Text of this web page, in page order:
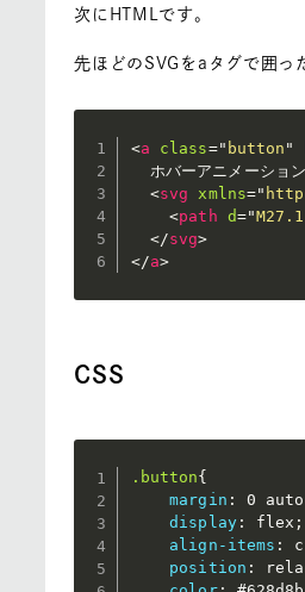
次にHTMLです。
先ほどのSVGをaタグで囲っ
<a class=" button "
  ホバーアニメーション
<svg xmlns="
<path d="
</svg>
</a>
CSS
.button{
margin : 0 auto
display: flex ;
align-items :
position :